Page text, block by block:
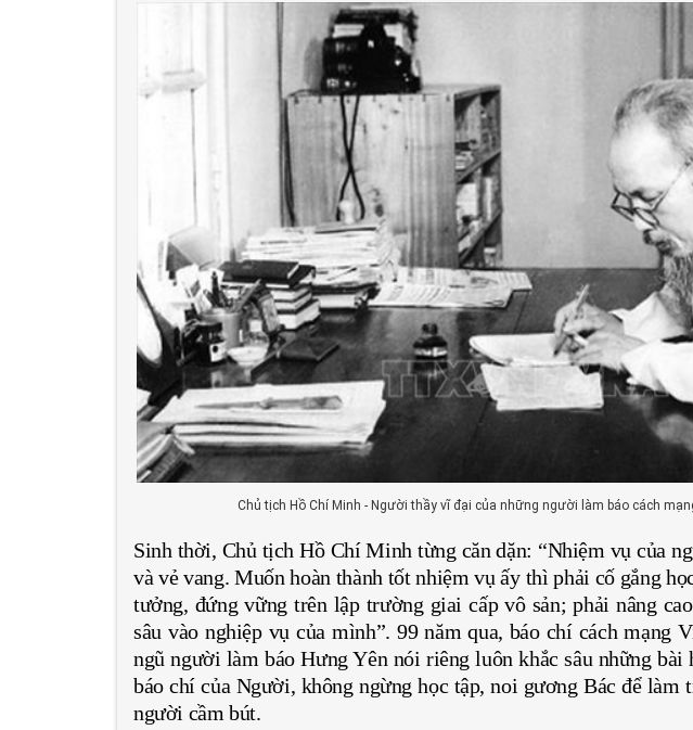
Chủ tịch Hồ Chí Minh - Người thầy vĩ đại của những người làm báo cách
Sinh thời, Chủ tịch Hồ Chí Minh từng căn dặn: “Nhiệm vụ của
và vẻ vang. Muốn hoàn thành tốt nhiệm vụ ấy thì phải cố gắng
tưởng, đứng vững trên lập trường giai cấp vô sản; phải nâng
sâu vào nghiệp vụ của mình”. 99 năm qua, báo chí cách mạng
ngũ người làm báo Hưng Yên nói riêng luôn khắc sâu những bài
báo chí của Người, không ngừng học tập, noi gương Bác để làm
người cầm bút.